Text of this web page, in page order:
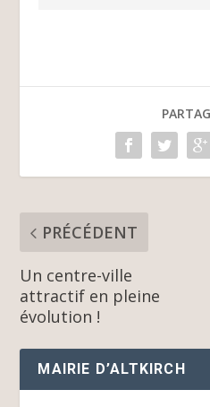
PRÉCÉDENT
Un centre-ville
attractif en pleine
évolution !
MAIRIE D’ALTKIRCH